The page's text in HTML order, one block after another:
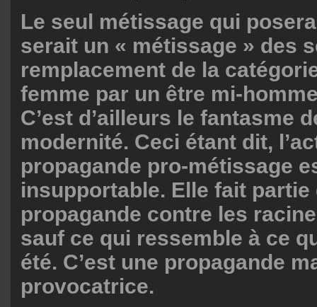
Le seul métissage qui
serait un « métissage » des
remplacement de la
femme par un être mi-
C’est d’ailleurs le fantasme
modernité. Ceci étant dit,
propagande pro-métissage
insupportable. Elle fait partie
propagande contre les
sauf ce qui ressemble à ce
été. C’est une propagande
provocatrice.